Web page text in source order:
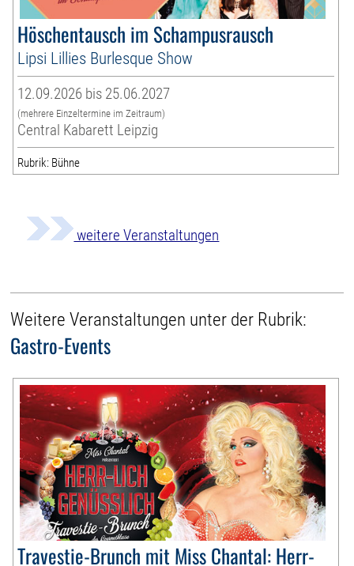
Höschentausch im Schampusrausch
Lipsi Lillies Burlesque Show
12.09.2026 bis 25.06.2027
(mehrere Einzeltermine im Zeitraum)
Central Kabarett Leipzig
Rubrik: Bühne
weitere Veranstaltungen
Weitere Veranstaltungen unter der Rubrik:
Gastro-Events
Travestie-Brunch mit Miss Chantal: Herr-